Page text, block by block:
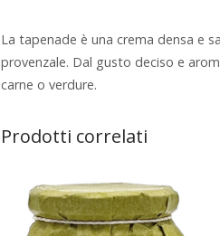
La tapenade è una crema densa e
provenzale. Dal gusto deciso e
carne o verdure.
Prodotti correlati